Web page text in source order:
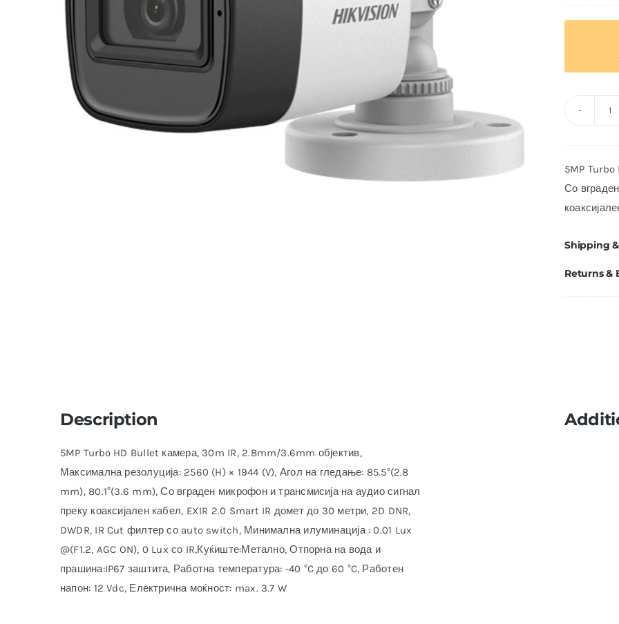
5MP
Со
Shipping
Returns &
Description
5MP Turbo HD Bullet камера, 30m IR, 2.8mm/3.6mm објектив,
Максимална резолуција: 2560 (H) × 1944 (V), Агол на гледање: 85.5°(2.8
mm), 80.1°(3.6 mm), Со вграден микрофон и трансмисија на аудио сигнал
преку коаксијален кабел, EXIR 2.0 Smart IR домет до 30 метри, 2D DNR,
DWDR, IR Cut филтер со auto switch, Минимална илуминација : 0.01 Lux
@(F1.2, AGC ON), 0 Lux со IR,Куќиште:Метално, Отпорна на вода и
прашина:IP67 заштита, Работна температура: -40 °C до 60 °C, Работен
напон: 12 Vdc, Електрична моќност: max. 3.7 W